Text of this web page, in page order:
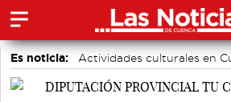
Es noticia:
Actividades culturales en
Medio Ambiente